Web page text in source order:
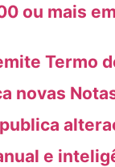
ou mais
Termo
novas
e